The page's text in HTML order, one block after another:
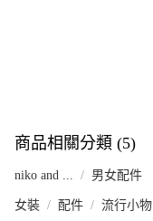
商品相關分類 (5)
niko and ... 男女配件
女裝 配件 流行小物